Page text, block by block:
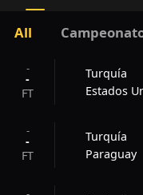
All
-
-
FT
Turquía
Estados
-
-
FT
Turquía
Paraguay